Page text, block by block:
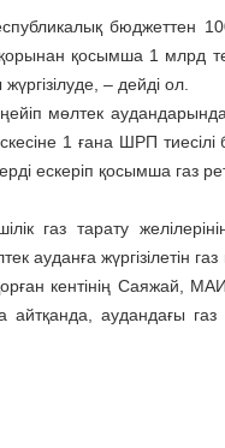
бюджеттен
қосымша 1 млрд
– дейді ол.
мөлтек
1 ғана ШРП тиесілі
ескеріп қосымша газ
газ тарату
ауданға жүргізілетін
кентінің Саяжай,
аудандағы газ